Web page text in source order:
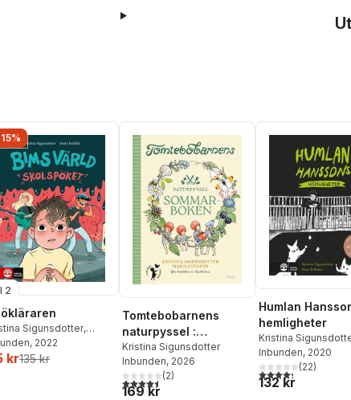
2
Sigunsdotter,
Jordahl
, 2022
kr135 kr
Tomtebobarnens
naturpyssel :
sommarboken
Kristina Sigunsdotter
Inbunden, 2026
4,5utav 5 stjärnor. Totalt antal röster:
(2)
169 kr
Humlan
hemligheter
Kristina
Inbunden, 2020
4,3utav 5 stjärnor.
(22)
132 kr